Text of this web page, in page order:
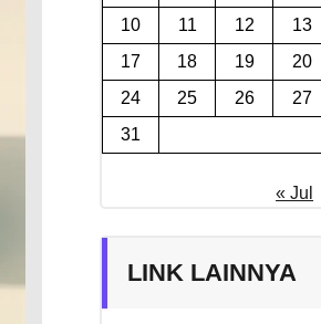
10
11 12 13
17
18 19 20
24
25 26 27
31
« Jul
LINK LAINNYA